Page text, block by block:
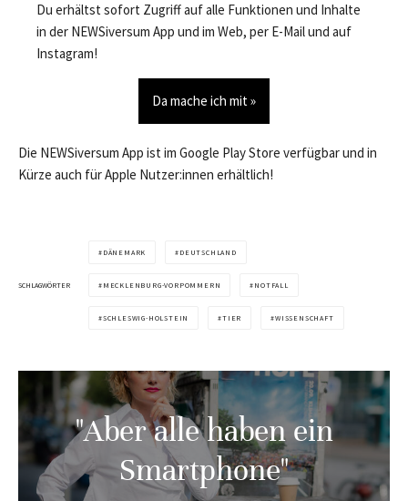
Du erhältst sofort Zugriff auf alle Funktionen und Inhalte
in der NEWSiversum App und im Web, per E-Mail und auf
Instagram!
Da mache ich mit »
Die NEWSiversum App ist im Google Play Store verfügbar und in
Kürze auch für Apple Nutzer:innen erhältlich!
SCHLAGWÖRTER
DÄNEMARK DEUTSCHLAND
MECKLENBURG-VORPOMMERN NOTFALL
SCHLESWIG-HOLSTEIN TIER WISSENSCHAFT
"Aber alle haben ein
Smartphone"